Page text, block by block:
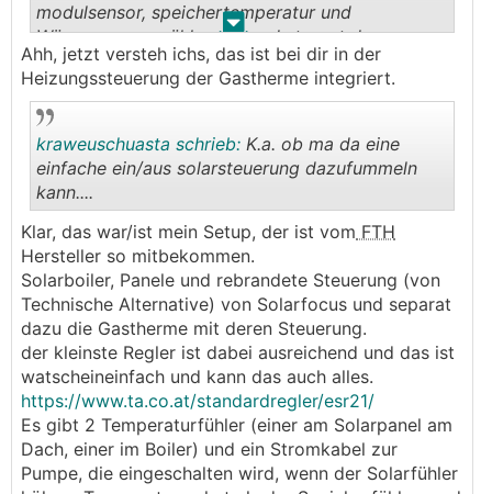
. .
modulsensor, speichertemperatur und
Wärmemengenzähler aus und steuert das
Brennwertgerät.
Ahh, jetzt versteh ichs, das ist bei dir in der
Heizungssteuerung der Gastherme integriert.
..
kraweuschuasta schrieb: K.a. ob ma da eine
einfache ein/aus solarsteuerung dazufummeln
kann....
Klar, das war/ist mein Setup, der ist vom FTH
Hersteller so mitbekommen.
Solarboiler, Panele und rebrandete Steuerung (von
Technische Alternative) von Solarfocus und separat
dazu die Gastherme mit deren Steuerung.
der kleinste Regler ist dabei ausreichend und das ist
watscheineinfach und kann das auch alles.
https://www.ta.co.at/standardregler/esr21/
Es gibt 2 Temperaturfühler (einer am Solarpanel am
Dach, einer im Boiler) und ein Stromkabel zur
Pumpe, die eingeschalten wird, wenn der Solarfühler